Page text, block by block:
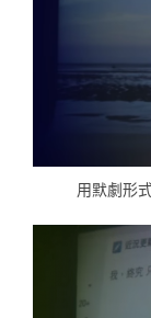
用默劇形